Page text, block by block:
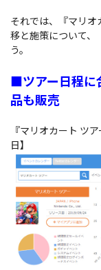
それでは、『マリ
移と施策について
う。
■ツアー日程に
品も販売
『マリオカート ツ
日】